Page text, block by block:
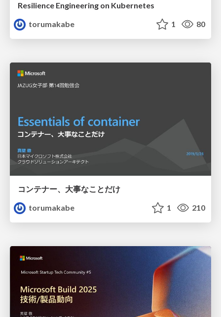
Resilience Engineering on Kubernetes
torumakabe
1 80
コンテナー、大事なことだけ
torumakabe
1 210